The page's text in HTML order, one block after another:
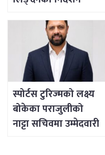
स्पोर्टस टुरिज्मको लक्ष्य
बोकेका पराजुलीको
नाट्टा सचिवमा उम्मेदवारी